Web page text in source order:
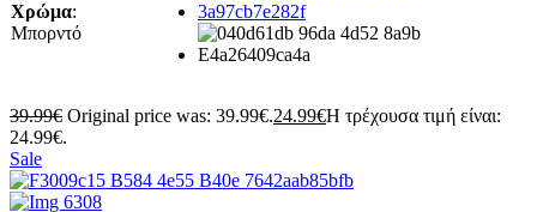
Χρώμα:
Μπορντό
39.99€ Original price was: 39.99€.24.99€Η τρέχουσα τιμή είναι:
24.99€.
Sale